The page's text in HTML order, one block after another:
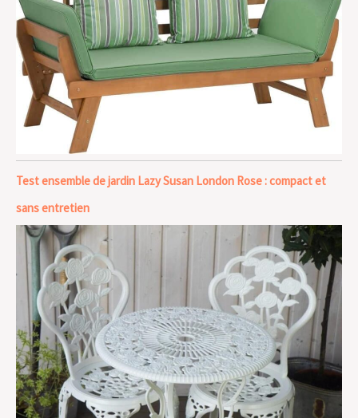
Test ensemble de jardin Lazy Susan London Rose : compact et
sans entretien